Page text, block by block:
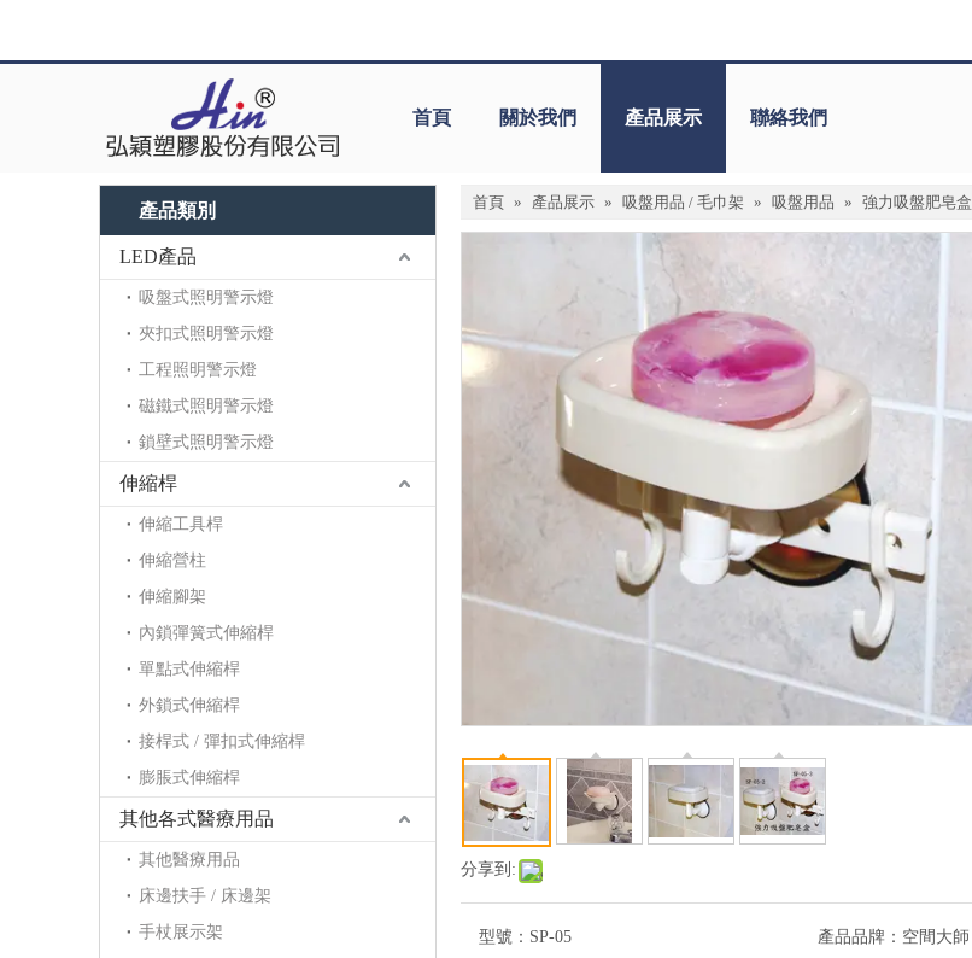
首頁 關於我們 產品展示 聯絡我們
產品類別
LED產品
吸盤式照明警示燈
夾扣式照明警示燈
工程照明警示燈
磁鐵式照明警示燈
鎖壁式照明警示燈
伸縮桿
伸縮工具桿
伸縮營柱
伸縮腳架
內鎖彈簧式伸縮桿
單點式伸縮桿
外鎖式伸縮桿
接桿式 / 彈扣式伸縮桿
膨脹式伸縮桿
其他各式醫療用品
其他醫療用品
床邊扶手 / 床邊架
手杖展示架
首頁 » 產品展示 » 吸盤用品 / 毛巾架 » 吸盤用品 » 強力吸盤肥皂盒
分享到:
型號： SP-05 產品品牌： 空間大師